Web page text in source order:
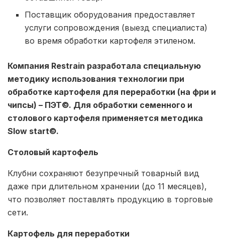
Поставщик оборудования предоставляет
услуги сопровождения (выезд специалиста)
во время обработки картофеля этиленом.
Компания Restrain разработала специальную
методику использования технологии при
обработке картофеля для переработки (на фри и
чипсы) – ПЭТ©. Для обработки семенного и
столового картофеля применяется методика
Slow start©.
Столовый картофель
Клубни сохраняют безупречный товарный вид
даже при длительном хранении (до 11 месяцев),
что позволяет поставлять продукцию в торговые
сети.
Картофель для переработки